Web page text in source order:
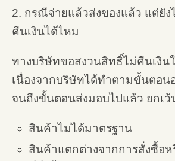
2. กรณีจ่ายแล้วส่งของแล้ว แต่ยัง
คืนเงินได้ไหม
ทางบริษัทขอสงวนสิทธิ์ไม่คืนเงิ
เนื่องจากบริษัทได้ทำตามขั้นตอน
จนถึงขั้นตอนส่งมอบไปแล้ว ยกเ
สินค้าไม่ได้มาตรฐาน
สินค้าแตกต่างจากการสั่งซื้อห